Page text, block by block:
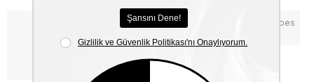
Notify me when the price goes
Free Shipping